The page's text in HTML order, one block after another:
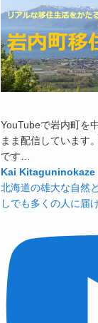
YouTubeで岩内町を
まま配信しています
です…
Kai Kitaguninokaze
北海道の雄大な自然
しでも多くの人に届